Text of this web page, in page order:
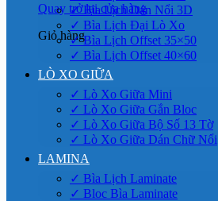
Quay trở lại cửa hàng
Giỏ hàng
✓ Bìa Lịch Dán Nổi 3D
✓ Bìa Lịch Đại Lò Xo
✓ Bìa Lịch Offset 35×50
✓ Bìa Lịch Offset 40×60
LÒ XO GIỮA
✓ Lò Xo Giữa Mini
✓ Lò Xo Giữa Gắn Bloc
✓ Lò Xo Giữa Bộ Số 13 Tờ
✓ Lò Xo Giữa Dán Chữ Nổi
LAMINA
✓ Bìa Lịch Laminate
✓ Bloc Bìa Laminate